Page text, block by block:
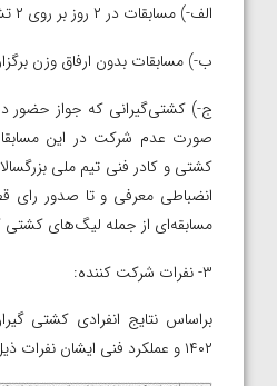
الف-) مسابقات در ۲ روز بر روی ۲ تشک برگزار خواهد شد.
ب-) مسابقات بدون ارفاق وزن
ج-) کشتی‌گیرانی که جواز حضور در
صورت عدم شرکت در این
کشتی و کادر فنی تیم ملی
انضباطی معرفی و تا صدور
مسابقه‌ای از جمله لیگ‌های کشتی
۳- نفرات شرکت کننده:
براساس نتایج انفرادی کشتی
۱۴۰۲ و عملکرد فنی ایشان نفرات ذیل مجوز حضور دارند.